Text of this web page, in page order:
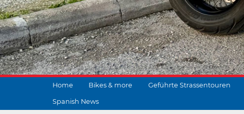
Home Bikes & more Geführte Strassentouren
Spanish News